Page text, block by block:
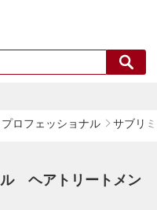
ロフェッショナル サブリ
ヘアトリートメン